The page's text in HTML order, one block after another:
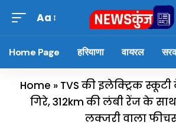
Aa
Home Page हरियाणा वायरल
Home » TVS की इलेक्ट्रिक
गिरे, 312km की लंबी रेंज के
लक्जरी वाला